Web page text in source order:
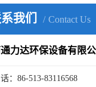
我们 Contact Us
力达环保设备有限
：86-513-83116568